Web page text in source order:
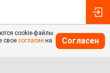
cookie-файлы.
свое согласие на
Согласен